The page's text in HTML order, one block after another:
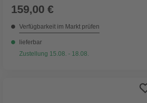
159,00 €
Verfügbarkeit im Markt prüfen
lieferbar
Zustellung 15.08. - 18.08.